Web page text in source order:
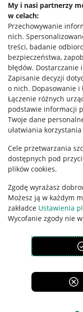
My i nasi partnerzy
w celach:
Przechowywanie
nich.
treści, badanie
bezpieczeństwa,
błędów. Dostarczanie
Zapisanie decyzji
o nich. Dopasowanie i
Łączenie różnych
podstawie informacji
Twoje dane
ułatwiania
Cele przetwarzania
dostępnych pod
plików cookies.
Zgodę wyrażasz
Możesz ją w każdym
zakładce Ustawienia
Wycofanie zgody nie
polityka plików cookies
Allegro Gadane dla
Mapa miejscowości
Informacje prawne
Regulamin
Polityka plików
Ustawienia plików
Udostępnianie
Pobierz aplikację
Korzystanie z